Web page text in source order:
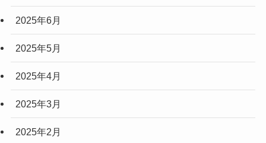
2025年6月
2025年5月
2025年4月
2025年3月
2025年2月